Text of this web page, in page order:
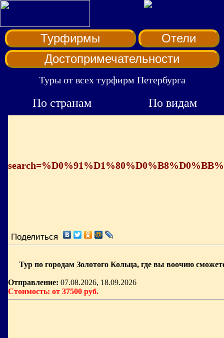
Турфирмы
Отели
Достопримечательности
Туры от всех турфирм Петербурга
По странам По видам
Поделиться
Тур по городам Золотого Кольца, где вы воочию
Отправление: 07.08.2026, 18.09.2026
Стоимость: от 37500 руб.